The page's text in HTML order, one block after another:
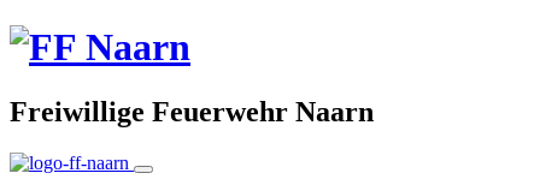
Freiwillige Feuerwehr Naarn